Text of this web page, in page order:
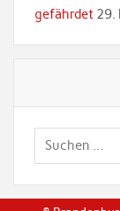
gefährdet 29.